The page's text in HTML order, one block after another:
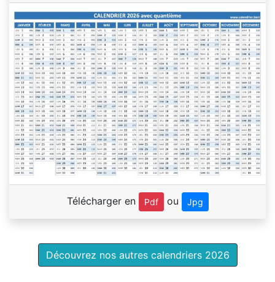
Télécharger en Pdf ou Jpg
Découvrez nos autres calendriers 2026